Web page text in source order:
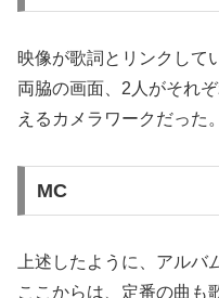
映像が歌詞とリンクして
両脇の画面、2人がそれ
えるカメラワークだった。
MC
上述したように、アルバ
ここからは、定番の曲も